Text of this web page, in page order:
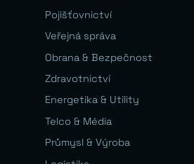
Pojišťovnictví
Veřejná správa
Obrana & Bezpečnost
Zdravotnictví
Energetika & Utility
Telco & Média
Průmysl & Výroba